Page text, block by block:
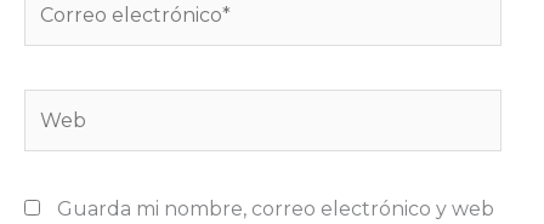
electrónico*
Guarda mi nombre, correo electrónico y web